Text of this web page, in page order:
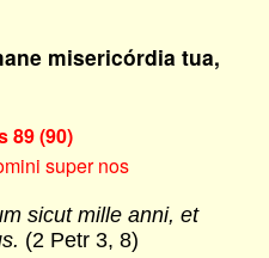
misericórdia tua,
89 (90)
super nos
sicut mille anni, et
(2 Petr 3, 8)